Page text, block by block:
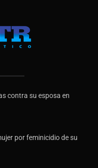
contra su esposa en
por feminicidio de su